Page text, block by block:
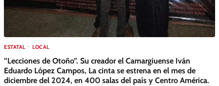
ESTATAL LOCAL
“Lecciones de Otoño”. Su creador el Camargiuense Iván
Eduardo López Campos, La cinta se estrena en el mes de
diciembre del 2024, en 400 salas del país y Centro América.